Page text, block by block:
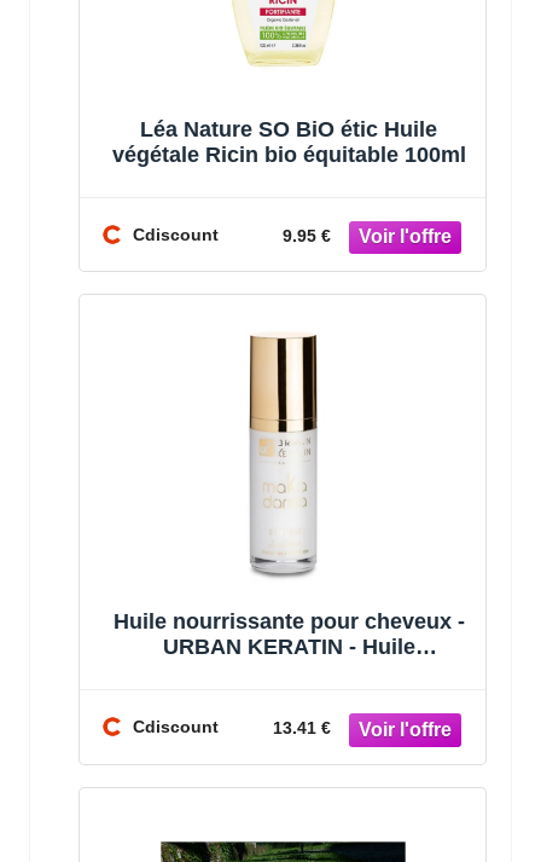
Léa Nature SO BiO étic Huile
végétale Ricin bio équitable 100ml
Cdiscount 9.95 €
Huile nourrissante pour cheveux -
URBAN KERATIN - Huile
Cdiscount 13.41 €